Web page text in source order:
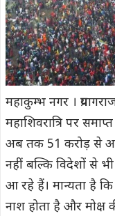
महाकुम्भ नगर ।
महाशिवरात्रि पर
अब तक 51 करोड़ से
नहीं बल्कि विदेशों से
आ रहे हैं। मान्यता है
नाश होता है और मोक्ष